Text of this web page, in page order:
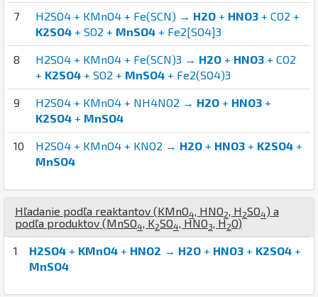
7 H2SO4 + KMnO4 + Fe(SCN) → H2O + HNO3 + CO2 +
K2SO4 + SO2 + MnSO4 + Fe2[SO4]3
8 H2SO4 + KMnO4 + Fe(SCN)3 → H2O + HNO3 + CO2
+ K2SO4 + SO2 + MnSO4 + Fe2(SO4)3
9 H2SO4 + KMnO4 + NH4NO2 → H2O + HNO3 +
K2SO4 + MnSO4
10 H2SO4 + KMnO4 + KNO2 → H2O + HNO3 + K2SO4 +
MnSO4
Hľadanie podľa reaktantov (KMnO4 HNO2 H 2SO4) a
podľa produktov (MnSO4 K2SO4 HNO3 H2O)
1 H2SO4 + KMnO4 + HNO2 → H2O + HNO3 + K2SO4 +
MnSO4